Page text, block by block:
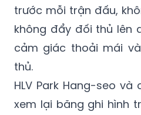
trước mỗi trận đấu,
không đẩy đối thủ lên
cảm giác thoải mái
thủ.
HLV Park Hang-seo
xem lại băng ghi hình